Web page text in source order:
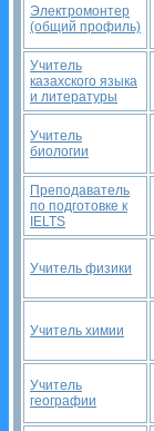
Электромонтер
(общий профиль)
Учитель
казахского языка
и литературы
Учитель
биологии
Преподаватель
по подготовке к
IELTS
Учитель физики
Учитель химии
Учитель
географии